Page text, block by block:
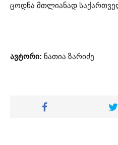
ცოდნა მთლიანად
ავტორი: ნათია ზარიძე